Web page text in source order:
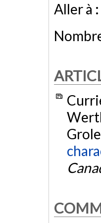
Aller à :